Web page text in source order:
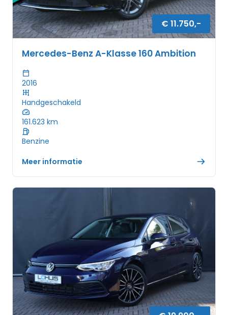
€11.750,-
Mercedes-Benz A-Klasse 160 Ambition
2016
Handgeschakeld
161.623 km
Benzine
Meer informatie